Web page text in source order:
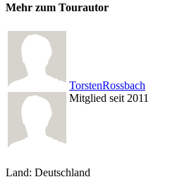
Mehr zum Tourautor
TorstenRossbach
Mitglied seit 2011
Land: Deutschland